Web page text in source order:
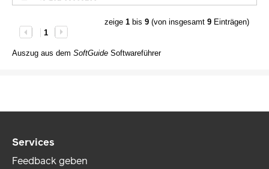
zeige 1bis 9(von insgesamt 9Einträgen)
1
Auszug aus dem SoftGuide Softwareführer
Services
Feedback geben